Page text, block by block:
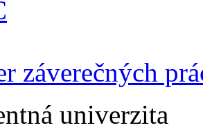
záverečných
univerzita